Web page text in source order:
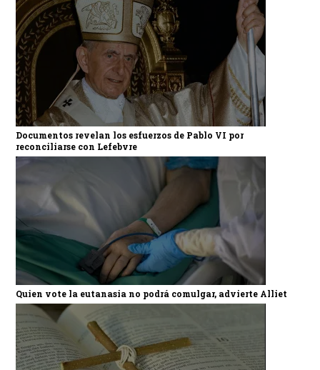
Documentos revelan los esfuerzos de Pablo VI por
reconciliarse con Lefebvre
Quien vote la eutanasia no podrá comulgar, advierte Alliet